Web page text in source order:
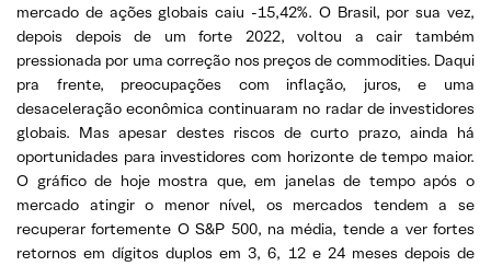
mercado de ações globais caiu -15,42%. O Brasil, por sua vez,
depois depois de um forte 2022, voltou a cair também
pressionada por uma correção nos preços de commodities. Daqui
pra frente, preocupações com inflação, juros, e uma
desaceleração econômica continuaram no radar de investidores
globais. Mas apesar destes riscos de curto prazo, ainda há
oportunidades para investidores com horizonte de tempo maior.
O gráfico de hoje mostra que, em janelas de tempo após o
mercado atingir o menor nível, os mercados tendem a se
recuperar fortemente O S&P 500, na média, tende a ver fortes
retornos em dígitos duplos em 3, 6, 12 e 24 meses depois de